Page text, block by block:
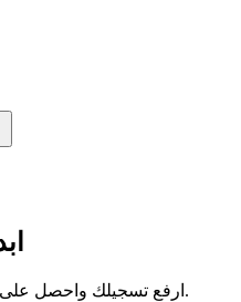
ارفع تسجيلك واحصل على تفريغ دقيق في ثوانٍ. بدون تسجيل.